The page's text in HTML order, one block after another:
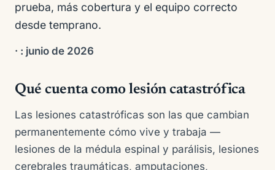
prueba, más cobertura y el equipo correcto
desde temprano.
· : junio de 2026
Qué cuenta como lesión catastrófica
Las lesiones catastróficas son las que cambian
permanentemente cómo vive y trabaja —
lesiones de la médula espinal y parálisis, lesiones
cerebrales traumáticas, amputaciones,